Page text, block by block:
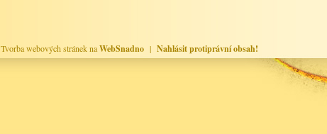
Tvorba webových stránek naWebSnadno| Nahlásit protiprávní obsah!